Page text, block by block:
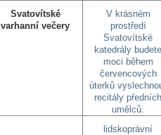
Svatovítské
varhanní večery
V krásném
prostředí
Svatovítské
katedrály
moci během
červencových
úterků
recitály
umělců.
lidskoprávní